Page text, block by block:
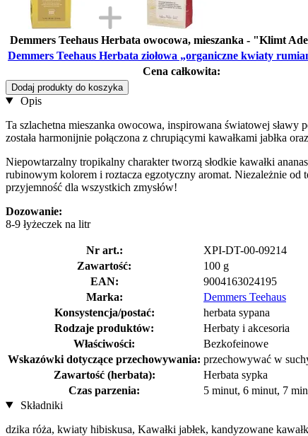
Demmers Teehaus Herbata owocowa, mieszanka - "Klimt
Demmers Teehaus Herbata ziołowa „organiczne kwiaty
Cena całkowita:
Dodaj produkty do koszyka
Opis
Ta szlachetna mieszanka owocowa, inspirowana światowej
została harmonijnie połączona z chrupiącymi kawałkami jabłka
Niepowtarzalny tropikalny charakter tworzą słodkie kawałki
rubinowym kolorem i roztacza egzotyczny aromat. Niezależnie od
przyjemność dla wszystkich zmysłów!
Dozowanie:
8-9 łyżeczek na litr
Nr art.:
XPI-DT-00-09214
Zawartość:
100 g
EAN:
9004163024195
Marka:
Demmers Teehaus
Konsystencja/postać:
herbata sypana
Rodzaje produktów:
Herbaty i akcesoria
Właściwości:
Bezkofeinowe
Wskazówki dotyczące przechowywania: przechowywać w
Zawartość (herbata):
Herbata sypka
Czas parzenia:
5 minut, 6 minut, 7
Składniki
dzika róża, kwiaty hibiskusa, Kawałki jabłek, kandyzowane